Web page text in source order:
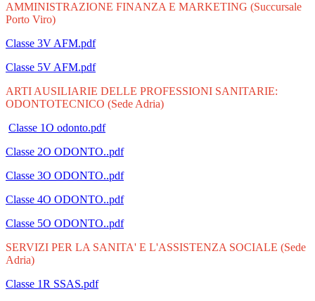
AMMINISTRAZIONE FINANZA E MARKETING (Succursale
Porto Viro)
Classe 3V AFM.pdf
Classe 5V AFM.pdf
ARTI AUSILIARIE DELLE PROFESSIONI SANITARIE:
ODONTOTECNICO (Sede Adria)
Classe 1O odonto.pdf
Classe 2O ODONTO..pdf
Classe 3O ODONTO..pdf
Classe 4O ODONTO..pdf
Classe 5O ODONTO..pdf
SERVIZI PER LA SANITA' E L'ASSISTENZA SOCIALE (Sede
Adria)
Classe 1R SSAS.pdf